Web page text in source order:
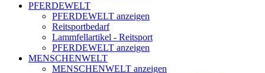
PFERDEWELT
PFERDEWELT anzeigen
Reitsportbedarf
Lammfellartikel - Reitsport
PFERDEWELT anzeigen
MENSCHENWELT
MENSCHENWELT anzeigen